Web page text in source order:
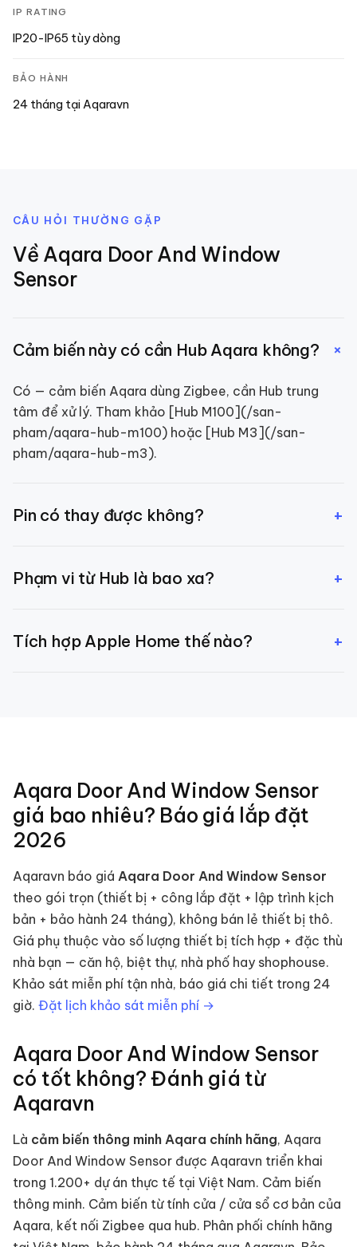
IP RATING
IP20-IP65 tùy dòng
BẢO HÀNH
24 tháng tại Aqaravn
CÂU HỎI THƯỜNG GẶP
Về Aqara Door And Window
Sensor
Cảm biến này có cần Hub Aqara không? +
Có — cảm biến Aqara dùng Zigbee, cần Hub trung
tâm để xử lý. Tham khảo [Hub M100](/san-
pham/aqara-hub-m100) hoặc [Hub M3](/san-
pham/aqara-hub-m3).
Pin có thay được không? +
Aqaravn cũng có pin sẵn nếu khách hàng cần.
Phạm vi từ Hub là bao xa? +
thiết bị trong nhà cũng đóng vai router lan truyền.
Tích hợp Apple Home thế nào? +
Aqara Door And Window Sensor
giá bao nhiêu? Báo giá lắp đặt
2026
Aqaravn báo giá Aqara Door And Window Sensor
theo gói trọn (thiết bị + công lắp đặt + lập trình kịch
bản + bảo hành 24 tháng), không bán lẻ thiết bị thô.
Giá phụ thuộc vào số lượng thiết bị tích hợp + đặc thù
nhà bạn — căn hộ, biệt thự, nhà phố hay shophouse.
Khảo sát miễn phí tận nhà, báo giá chi tiết trong 24
giờ. Đặt lịch khảo sát miễn phí →
Aqara Door And Window Sensor
có tốt không? Đánh giá từ
Aqaravn
Là cảm biến thông minh Aqara chính hãng, Aqara
Door And Window Sensor được Aqaravn triển khai
trong 1.200+ dự án thực tế tại Việt Nam. Cảm biến
thông minh. Cảm biến từ tính cửa / cửa sổ cơ bản của
Aqara, kết nối Zigbee qua hub. Phân phối chính hãng